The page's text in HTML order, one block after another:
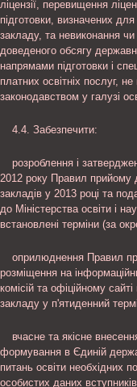
ліцензії, перевищення
підготовки, визначених
закладу, та невиконання
доведеного обсягу
напрямами підготовки і
платних освітніх послуг,
законодавством у галузі
4.4. Забезпечити:
розроблення і
2012 року Правил прийому
закладів у 2013 році та
до Міністерства освіти і
встановлені терміни (за
оприлюднення Правил
розміщення на
комісій та офіційному
закладу у п'ятиденний
вчасне та якісне
формування в Єдиній
питань освіти необхідних
особистих даних